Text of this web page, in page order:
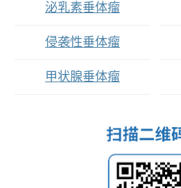
泌乳素垂体瘤
侵袭性垂体瘤
甲状腺垂体瘤